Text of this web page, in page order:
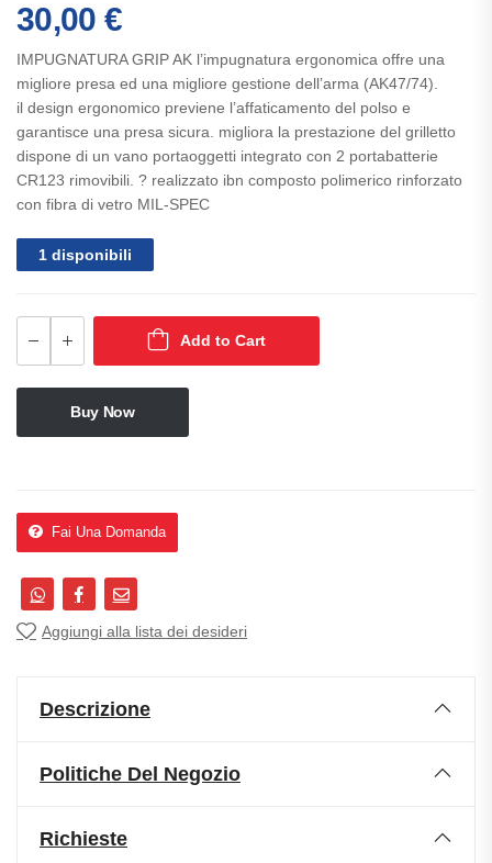
30,00 €
IMPUGNATURA GRIP AK l’impugnatura ergonomica offre una
migliore presa ed una migliore gestione dell’arma (AK47/74).
il design ergonomico previene l’affaticamento del polso e
garantisce una presa sicura. migliora la prestazione del grilletto
dispone di un vano portaoggetti integrato con 2 portabatterie
CR123 rimovibili. ? realizzato ibn composto polimerico rinforzato
con fibra di vetro MIL-SPEC
1 disponibili
Add to Cart
Buy Now
Fai Una Domanda
Aggiungi alla lista dei desideri
Descrizione
Politiche Del Negozio
Richieste